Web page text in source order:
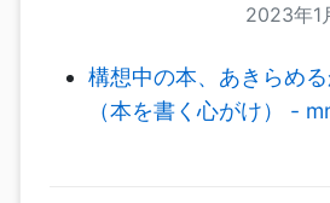
2023年1
構想中の本、あきらめ
（本を書く心がけ） -